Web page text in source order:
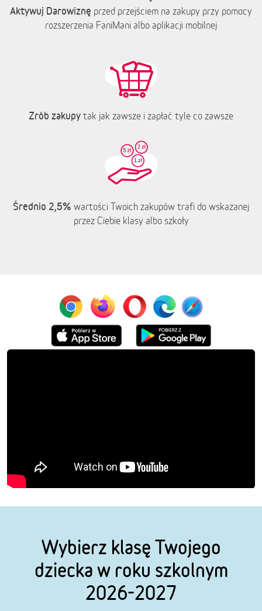
Aktywuj Darowiznę przed przejściem na zakupy przy pomocy
rozszerzenia FaniMani albo aplikacji mobilnej
Zrób zakupy tak jak zawsze i zapłać tyle co zawsze
Średnio 2,5% wartości Twoich zakupów trafi do wskazanej
przez Ciebie klasy albo szkoły
Wybierz klasę Twojego
dziecka w roku szkolnym
2026-2027